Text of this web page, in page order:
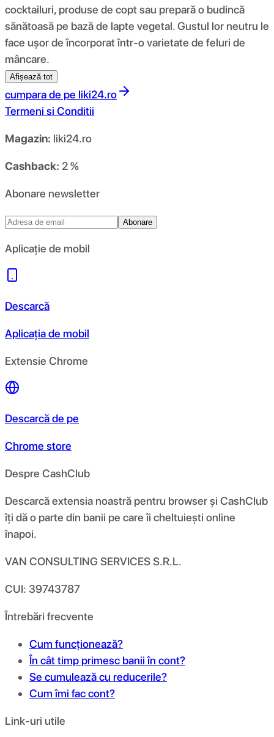
cocktailuri, produse de copt sau prepară o budincă
sănătoasă pe bază de lapte vegetal. Gustul lor neutru le
face ușor de încorporat într-o varietate de feluri de
mâncare.
Afișează tot
cumpara de pe liki24.ro
Termeni si Conditii
Magazin: liki24.ro
Cashback: 2 %
Abonare newsletter
Abonare
Aplicație de mobil
Descarcă
Aplicația de mobil
Extensie Chrome
Descarcă de pe
Chrome store
Despre CashClub
Descarcă extensia noastră pentru browser și CashClub
îți dă o parte din banii pe care îi cheltuiești online
înapoi.
VAN CONSULTING SERVICES S.R.L.
CUI: 39743787
Întrebări frecvente
Cum funcționează?
În cât timp primesc banii în cont?
Se cumulează cu reducerile?
Cum îmi fac cont?
Link-uri utile